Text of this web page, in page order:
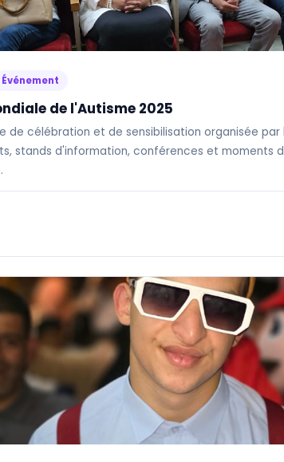
Événement
de l'Autisme 2025
de célébration et de sensibilisation organisée par
stands d'information, conférences et moments